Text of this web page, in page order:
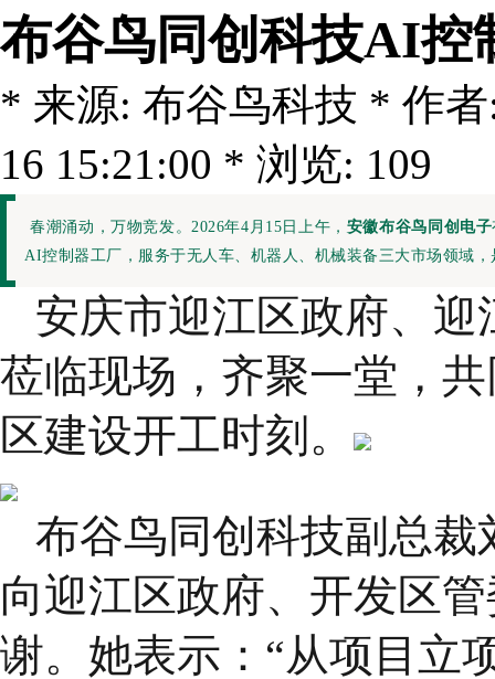
布谷鸟同创科技AI控
* 来源: 布谷鸟科技 * 作
16 15:21:00 * 浏览: 109
春潮涌动，万物竞发。2026年4月15日上午， 安徽布谷鸟同创电子
AI控制器工厂，服务于无人车、机器人、机械装备三大市场领域
安庆市迎江区政府、
莅临现场，齐聚一堂，
区建设开工时刻。
布谷鸟同创科技副总
向迎江区政府、开发区
谢。她表示：“从项目立